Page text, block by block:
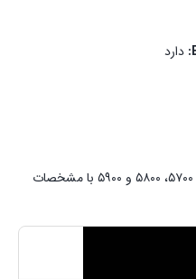
دارد
مدل‌های ۵۵۰۰، ۵۶۰۰، ۵۷۰۰، ۵۸۰۰ و ۵۹۰۰ با مشخصات